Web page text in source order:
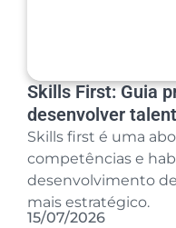
Skills First: Guia
desenvolver
Skills first é uma
competências e
desenvolvimento
mais estratégico.
15/07/2026